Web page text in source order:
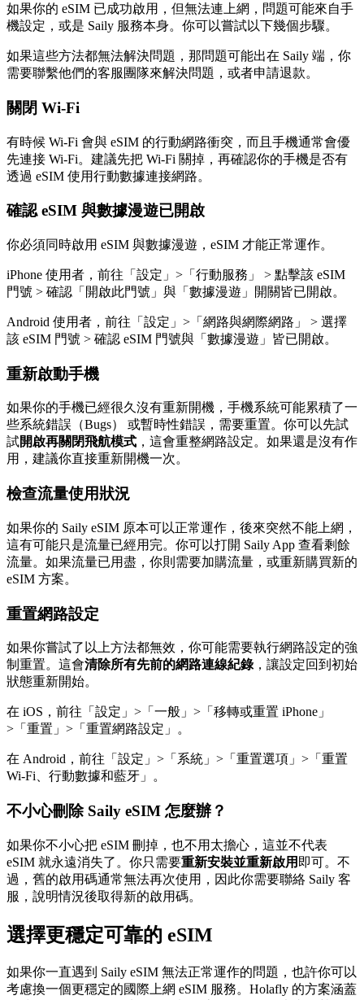
如果你的 eSIM 已成功啟用，但無法連上網，問題可能來自手
機設定，或是 Saily 服務本身。你可以嘗試以下幾個步驟。
如果這些方法都無法解決問題，那問題可能出在 Saily 端，你
需要聯繫他們的客服團隊來解決問題，或者申請退款。
關閉 Wi-Fi
有時候 Wi-Fi 會與 eSIM 的行動網路衝突，而且手機通常會優
先連接 Wi-Fi。建議先把 Wi-Fi 關掉，再確認你的手機是否有
透過 eSIM 使用行動數據連接網路。
確認 eSIM 與數據漫遊已開啟
你必須同時啟用 eSIM 與數據漫遊，eSIM 才能正常運作。
iPhone 使用者，前往「設定」>「行動服務」 > 點擊該 eSIM
門號 > 確認「開啟此門號」與「數據漫遊」開關皆已開啟。
Android 使用者，前往「設定」>「網路與網際網路」 > 選擇
該 eSIM 門號 > 確認 eSIM 門號與「數據漫遊」皆已開啟。
重新啟動手機
如果你的手機已經很久沒有重新開機，手機系統可能累積了一
些系統錯誤（Bugs） 或暫時性錯誤，需要重置。你可以先試
試開啟再關閉飛航模式 ，這會重整網路設定。如果還是沒有作
用，建議你直接重新開機一次。
檢查流量使用狀況
如果你的 Saily eSIM 原本可以正常運作，後來突然不能上網，
這有可能只是流量已經用完。你可以打開 Saily App 查看剩餘
流量。如果流量已用盡，你則需要加購流量，或重新購買新的
eSIM 方案。
重置網路設定
如果你嘗試了以上方法都無效，你可能需要執行網路設定的強
制重置。這會清除所有先前的網路連線紀錄，讓設定回到初始
狀態重新開始。
在 iOS，前往「設定」>「一般」>「移轉或重置 iPhone」
>「重置」>「重置網路設定」。
在 Android，前往「設定」>「系統」>「重置選項」>「重置
Wi-Fi、行動數據和藍牙」。
不小心刪除 Saily eSIM 怎麼辦？
如果你不小心把 eSIM 刪掉，也不用太擔心，這並不代表
eSIM 就永遠消失了。你只需要重新安裝並重新啟用 即可。不
過，舊的啟用碼通常無法再次使用，因此你需要聯絡 Saily 客
服，說明情況後取得新的啟用碼。
選擇更穩定可靠的 eSIM
如果你一直遇到 Saily eSIM 無法正常運作的問題，也許你可以
考慮換一個更穩定的國際上網 eSIM 服務。Holafly 的方案涵蓋